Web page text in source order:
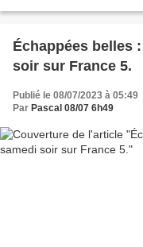
Échappées belles
soir sur France 5.
Publié le 08/07/2023 à 05:49
Par Pascal 08/07 6h49